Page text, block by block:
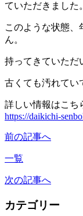
ていただきました。
このような状態、
ん。
持ってきていただ
古くても汚れてい
詳しい情報はこ
https://daikichi-
前の記事へ
一覧
次の記事へ
カテゴリー